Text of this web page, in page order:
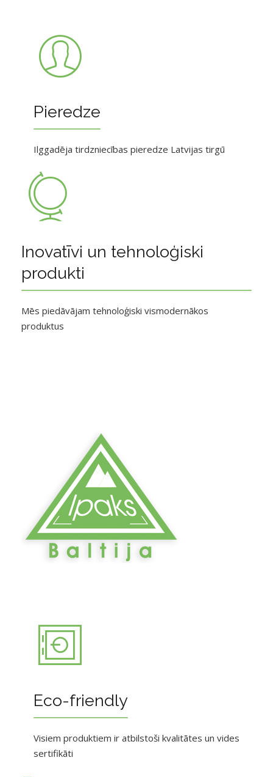
Pieredze
Ilggadēja tirdzniecības pieredze Latvijas tirgū
Inovatīvi un tehnoloģiski
produkti
Mēs piedāvājam tehnoloģiski vismodernākos
produktus
Eco-friendly
Visiem produktiem ir atbilstoši kvalitātes un vides
sertifikāti